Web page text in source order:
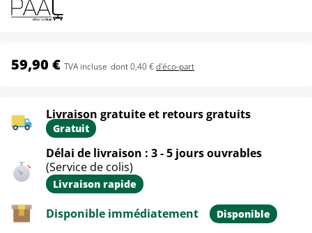
59,90 € TVA incluse dont 0,40 €d'éco-part
Livraison gratuite et retours gratuits
Gratuit
Délai de livraison : 3 - 5 jours ouvrables
(Service de colis)
Livraison rapide
Disponible immédiatement Disponible